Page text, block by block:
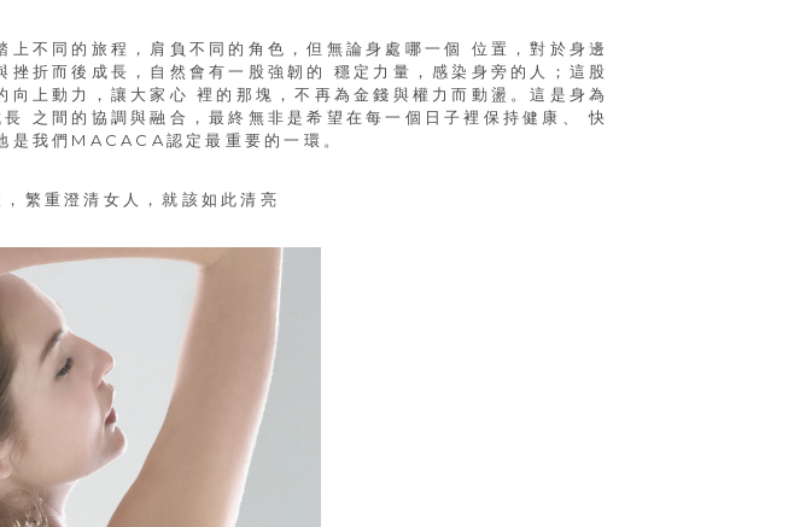
不同的旅程，肩負不同的角色，但無論身處哪一個 位置，對於身邊
折而後成長，自然會有一股強韌的 穩定力量，感染身旁的人；這股
上動力，讓大家心 裡的那塊，不再為金錢與權力而動盪。這是身為
之間的協調與融合，最終無非是希望在每一個日子裡保持健康、 快
是我們MACACA認定最重要的一環。
繁重澄清女人，就該如此清亮